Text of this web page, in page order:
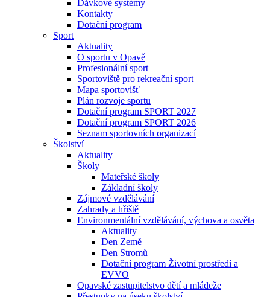
Dávkové systémy
Kontakty
Dotační program
Sport
Aktuality
O sportu v Opavě
Profesionální sport
Sportoviště pro rekreační sport
Mapa sportovišť
Plán rozvoje sportu
Dotační program SPORT 2027
Dotační program SPORT 2026
Seznam sportovních organizací
Školství
Aktuality
Školy
Mateřské školy
Základní školy
Zájmové vzdělávání
Zahrady a hřiště
Environmentální vzdělávání, výchova a osvěta
Aktuality
Den Země
Den Stromů
Dotační program Životní prostředí a
EVVO
Opavské zastupitelstvo dětí a mládeže